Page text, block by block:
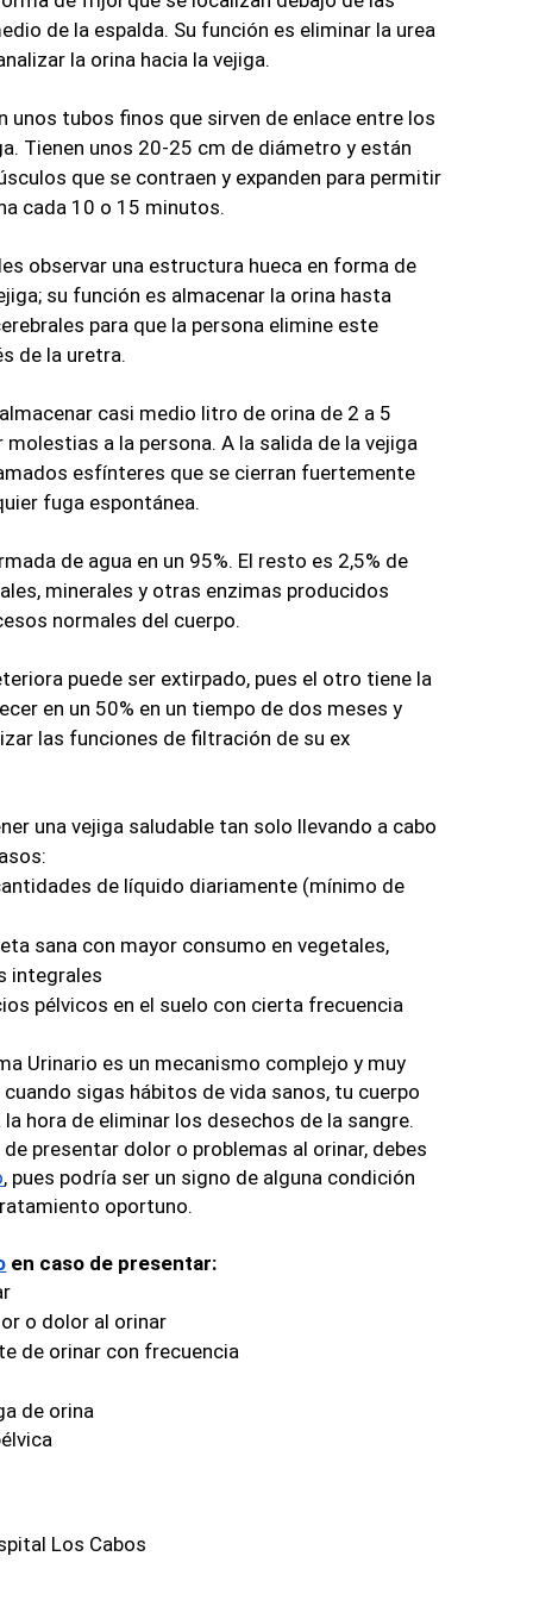
de la espalda. Su función es eliminar la urea
la orina hacia la vejiga.
unos tubos finos que sirven de enlace entre los
Tienen unos 20-25 cm de diámetro y están
que se contraen y expanden para permitir
cada 10 o 15 minutos.
observar una estructura hueca en forma de
su función es almacenar la orina hasta
para que la persona elimine este
de la uretra.
casi medio litro de orina de 2 a 5
molestias a la persona. A la salida de la vejiga
esfínteres que se cierran fuertemente
fuga espontánea.
de agua en un 95%. El resto es 2,5% de
minerales y otras enzimas producidos
normales del cuerpo.
puede ser extirpado, pues el otro tiene la
en un 50% en un tiempo de dos meses y
las funciones de filtración de su ex
una vejiga saludable tan solo llevando a cabo
de líquido diariamente (mínimo de
sana con mayor consumo en vegetales,
integrales
pélvicos en el suelo con cierta frecuencia
Urinario es un mecanismo complejo y muy
sigas hábitos de vida sanos, tu cuerpo
hora de eliminar los desechos de la sangre.
de presentar dolor o problemas al orinar, debes
, pues podría ser un signo de alguna condición
oportuno.
en caso de presentar:
o dolor al orinar
de orinar con frecuencia
de orina
Los Cabos